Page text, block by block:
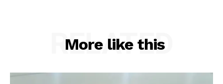
More like this
RELATED